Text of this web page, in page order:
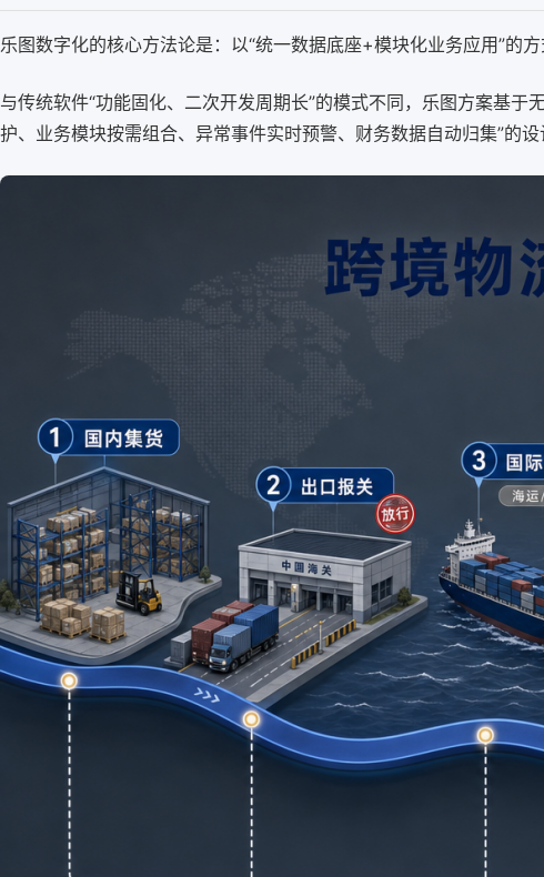
乐图数字化的核心方法论是：以“统一数据底座+模块化业务应用”的
与传统软件“功能固化、二次开发周期长”的模式不同，乐图方案基
护、业务模块按需组合、异常事件实时预警、财务数据自动归集”的设